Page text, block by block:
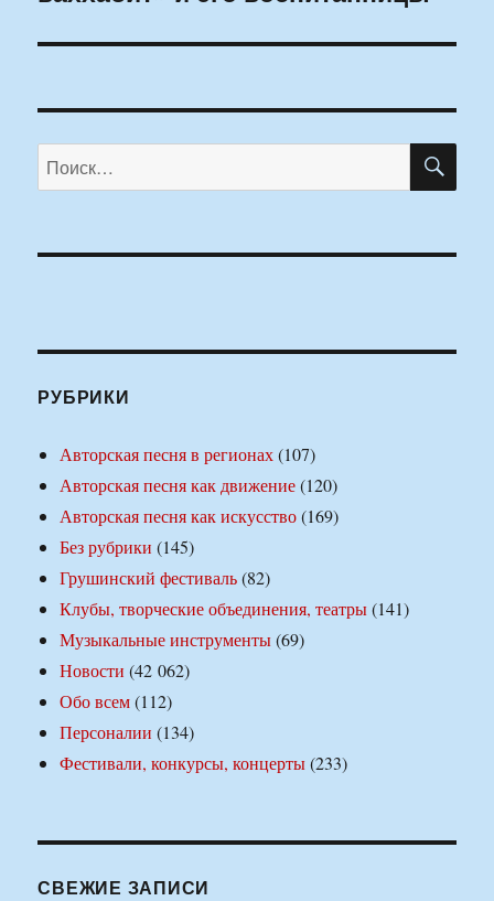
Искать:
РУБРИКИ
Авторская песня в регионах(107)
Авторская песня как движение(120)
Авторская песня как искусство(169)
Без рубрики (145)
Грушинский фестиваль(82)
Клубы, творческие объединения, театры(141)
Музыкальные инструменты(69)
Новости (42 062)
Обо всем(112)
Персоналии (134)
Фестивали, конкурсы, концерты(233)
СВЕЖИЕ ЗАПИСИ